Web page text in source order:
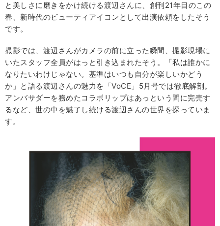
と美しさに磨きをかけ続ける渡辺さんに、創刊21年目のこの
春、新時代のビューティアイコンとして出演依頼をしたそう
です。
撮影では、渡辺さんがカメラの前に立った瞬間、撮影現場に
いたスタッフ全員がはっと引き込まれたそう。「私は誰かに
なりたいわけじゃない。基準はいつも自分が楽しいかどう
か」と語る渡辺さんの魅力を「VoCE」5月号では徹底解剖。
アンバサダーを務めたコラボリップはあっという間に完売す
るなど、世の中を魅了し続ける渡辺さんの世界を探っていま
す。